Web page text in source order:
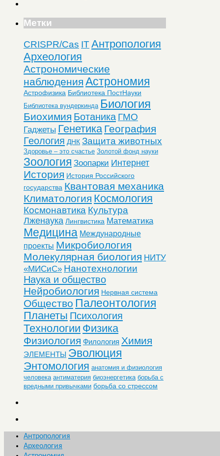
Метки
CRISPR/Cas ITАнтропология
Археология
Астрономические
наблюдения Астрономия
Астрофизика Библиотека ПостНауки
Библиотека вундеркинда Биология
Биохимия Ботаника ГМО
Гаджеты Генетика География
Геология ДНК Защита животных
Здоровье – это счастье Золотой фонд науки
Зоология Зоопарки Интернет
История История Российского
государства Квантовая механика
Климатология Космология
Космонавтика Культура
Лженаука Лингвистика Математика
Медицина Международные
проекты Микробиология
Молекулярная биология НИТУ
«МИСиС» Нанотехнологии
Наука и общество
Нейробиология Нервная система
Общество Палеонтология
Планеты Психология
Технологии Физика
Физиология Филология Химия
ЭЛЕМЕНТЫ Эволюция
Энтомология анатомия и физиология
человека антиматерия биоэнергетика борьба с
вредными привычками борьба со стрессом
Антропология
Археология